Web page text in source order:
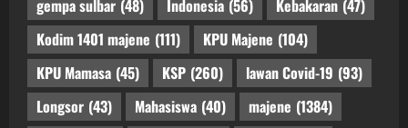
gempa sulbar (48) Indonesia (56) Kebakaran (47)
Kodim 1401 majene (111) KPU Majene (104)
KPU Mamasa (45) KSP (260) lawan Covid-19 (93)
Longsor (43) Mahasiswa (40) majene (1384)